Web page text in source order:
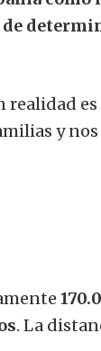
realidad
y
. La